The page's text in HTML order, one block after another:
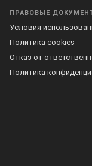
ПРАВОВЫЕ
Условия
Политика cookies
Отказ от
Политика